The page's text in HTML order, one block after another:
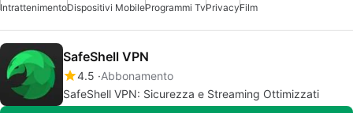
IntrattenimentoDispositivi MobileProgrammi TvPrivacyFilm
SafeShell VPN
4.5 Abbonamento
SafeShell VPN: Sicurezza e Streaming Ottimizzati